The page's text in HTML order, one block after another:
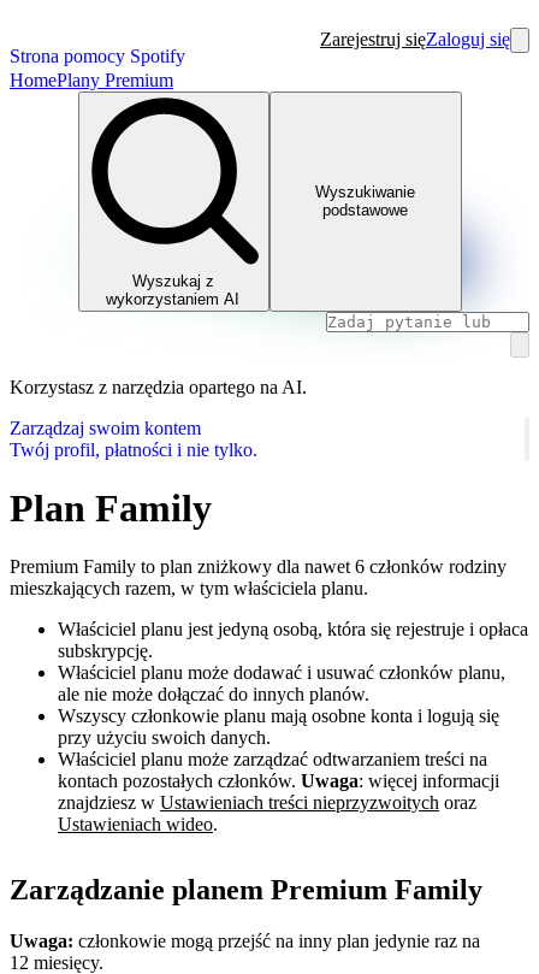
Strona pomocy Spotify
Zarejestruj sięZaloguj się
HomePlany Premium
Wyszukaj z
wykorzystaniem AI
Wyszukiwanie
podstawowe
Korzystasz z narzędzia opartego na AI.
Zarządzaj swoim kontem
Twój profil, płatności i nie tylko.
Plan Family
Premium Family to plan zniżkowy dla nawet 6 członków rodziny
mieszkających razem, w tym właściciela planu.
Właściciel planu jest jedyną osobą, która się rejestruje i opłaca
subskrypcję.
Właściciel planu może dodawać i usuwać członków planu,
ale nie może dołączać do innych planów.
Wszyscy członkowie planu mają osobne konta i logują się
przy użyciu swoich danych.
Właściciel planu może zarządzać odtwarzaniem treści na
kontach pozostałych członków. Uwaga: więcej informacji
znajdziesz w Ustawieniach treści nieprzyzwoitych oraz
Ustawieniach wideo.
Zarządzanie planem Premium Family
Uwaga: członkowie mogą przejść na inny plan jedynie raz na
12 miesięcy.